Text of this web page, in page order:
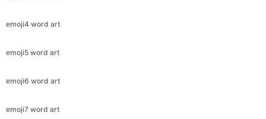
emoji4 word art
emoji5 word art
emoji6 word art
emoji7 word art